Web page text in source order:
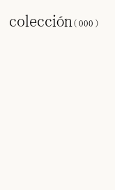
colección
( 000 )